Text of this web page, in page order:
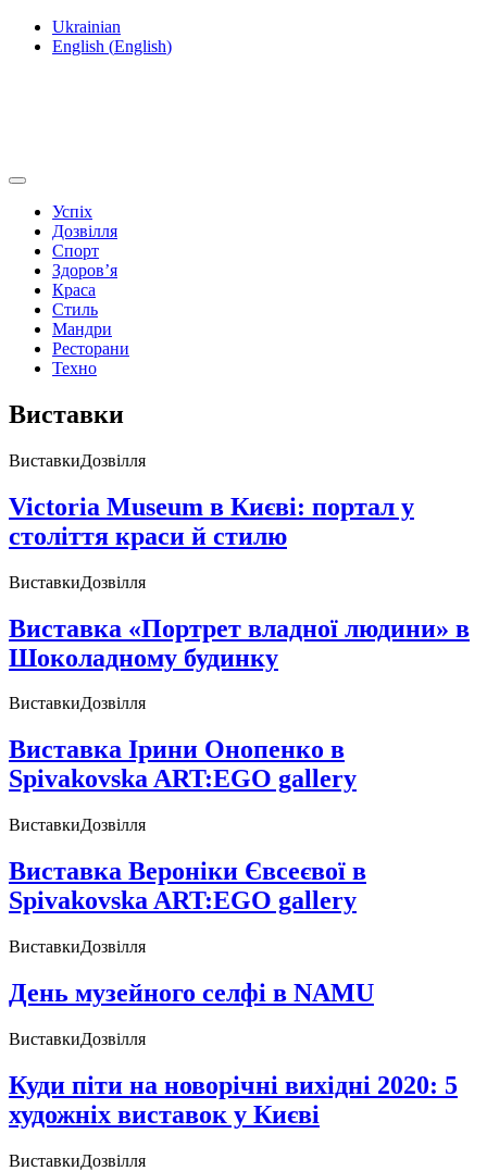
Ukrainian
English (English)
Успіх
Дозвілля
Спорт
Здоров’я
Краса
Стиль
Мандри
Ресторани
Техно
Виставки
ВиставкиДозвілля
Victoria Museum в Києві: портал у
століття краси й стилю
ВиставкиДозвілля
Виставка «Портрет владної людини» в
Шоколадному будинку
ВиставкиДозвілля
Виставка Ірини Онопенко в
Spivakovska ART:EGO gallery
ВиставкиДозвілля
Виставка Вероніки Євсеєвої в
Spivakovska ART:EGO gallery
ВиставкиДозвілля
День музейного селфі в NAMU
ВиставкиДозвілля
Куди піти на новорічні вихідні 2020: 5
художніх виставок у Києві
ВиставкиДозвілля